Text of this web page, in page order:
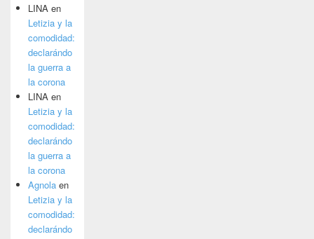
LINA en
Letizia y la
comodidad:
declarándo
la guerra a
la corona
LINA en
Letizia y la
comodidad:
declarándo
la guerra a
la corona
Agnola en
Letizia y la
comodidad:
declarándo